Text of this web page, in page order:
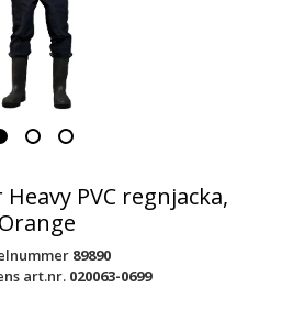
PVC regnjacka,
Orange
89890
art.nr. 020063-0699